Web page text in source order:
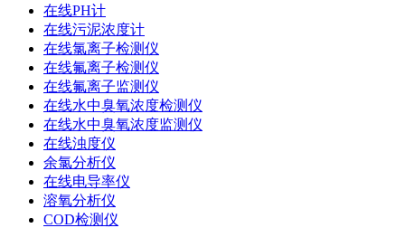
在线PH计
在线污泥浓度计
在线氯离子检测仪
在线氟离子检测仪
在线氟离子监测仪
在线水中臭氧浓度检测仪
在线水中臭氧浓度监测仪
在线浊度仪
余氯分析仪
在线电导率仪
溶氧分析仪
COD检测仪